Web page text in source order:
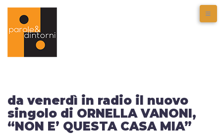
da venerdì in radio il nuovo
singolo di ORNELLA VANONI,
“NON E’ QUESTA CASA MIA”